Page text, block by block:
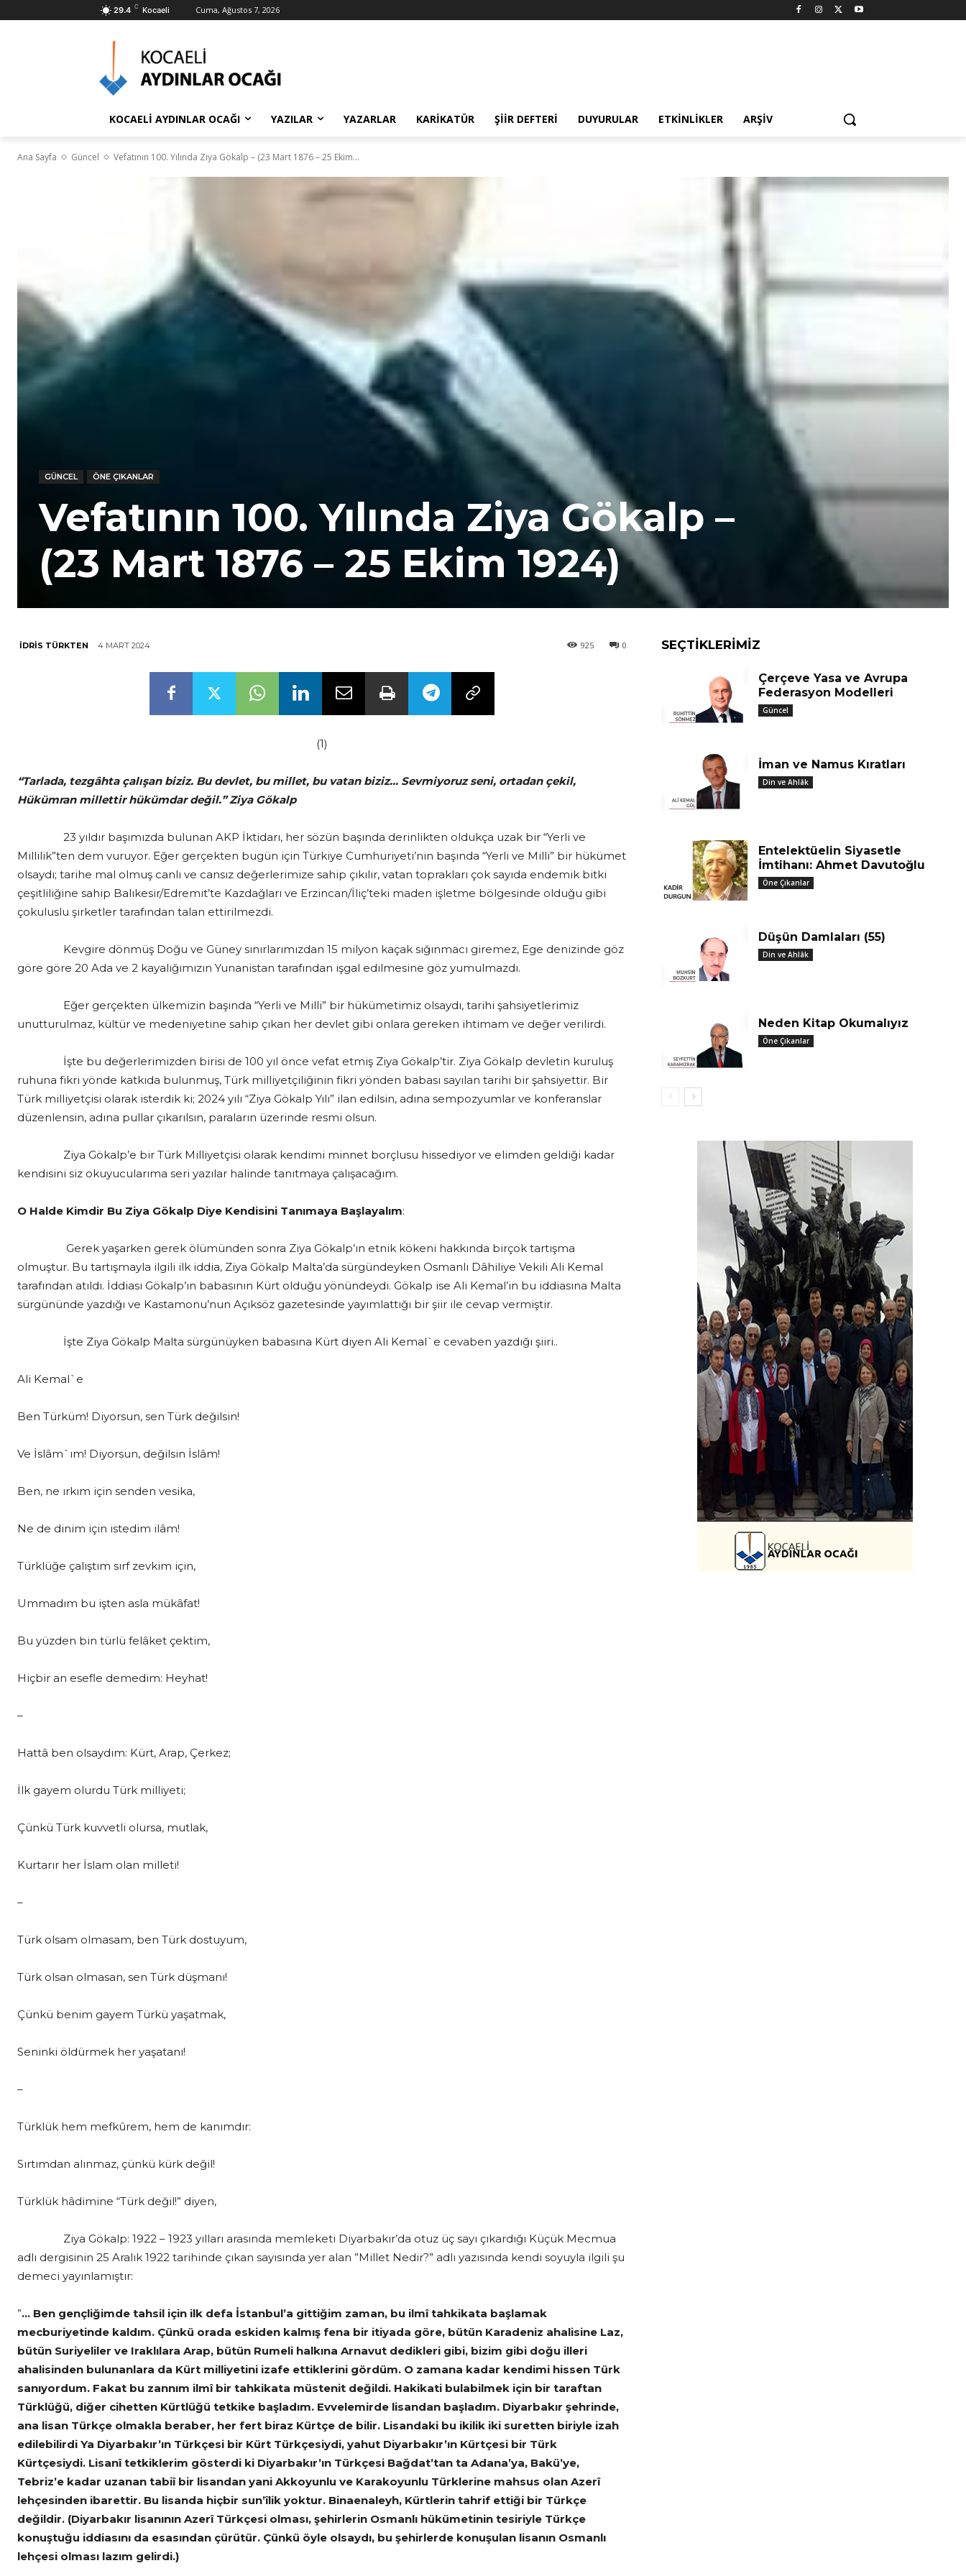
29.4 C Kocaeli Cuma, Ağustos 7, 2026
KOCAELİ AYDINLAR OCAĞI YAZILAR YAZARLAR KARIKATÜR ŞIIR DEFTERI DUYURULAR ETKINLIKLER ARŞIV
Ana Sayfa Güncel Vefatının 100. Yılında Ziya Gökalp – (23 Mart 1876 – 25 Ekim...
GÜNCEL ÖNE ÇIKANLAR
Vefatının 100. Yılında Ziya Gökalp –
(23 Mart 1876 – 25 Ekim 1924)
İDRIS TÜRKTEN 4 MART 2024 0
925
(1)
“Tarlada, tezgâhta çalışan biziz. Bu devlet, bu millet, bu vatan biziz… Sevmiyoruz seni, ortadan çekil,
Hükümran millettir hükümdar değil.” Ziya Gökalp
23 yıldır başımızda bulunan AKP İktidarı, her sözün başında derinlikten oldukça uzak bir “Yerli ve
Millilik”ten dem vuruyor. Eğer gerçekten bugün için Türkiye Cumhuriyeti’nin başında “Yerli ve Milli” bir hükümet
olsaydı; tarihe mal olmuş canlı ve cansız değerlerimize sahip çıkılır, vatan toprakları çok sayıda endemik bitki
çeşitliliğine sahip Balıkesir/Edremit’te Kazdağları ve Erzincan/İliç’teki maden işletme bölgesinde olduğu gibi
çokuluslu şirketler tarafından talan ettirilmezdi.
Kevgire dönmüş Doğu ve Güney sınırlarımızdan 15 milyon kaçak sığınmacı giremez, Ege denizinde göz
göre göre 20 Ada ve 2 kayalığımızın Yunanistan tarafından işgal edilmesine göz yumulmazdı.
Eğer gerçekten ülkemizin başında “Yerli ve Milli” bir hükümetimiz olsaydı, tarihi şahsiyetlerimiz
unutturulmaz, kültür ve medeniyetine sahip çıkan her devlet gibi onlara gereken ihtimam ve değer verilirdi.
İşte bu değerlerimizden birisi de 100 yıl önce vefat etmiş Ziya Gökalp’tir. Ziya Gökalp devletin kuruluş
ruhuna fikri yönde katkıda bulunmuş, Türk milliyetçiliğinin fikri yönden babası sayılan tarihi bir şahsiyettir. Bir
Türk milliyetçisi olarak isterdik ki; 2024 yılı “Ziya Gökalp Yılı” ilan edilsin, adına sempozyumlar ve konferanslar
düzenlensin, adına pullar çıkarılsın, paraların üzerinde resmi olsun.
Ziya Gökalp’e bir Türk Milliyetçisi olarak kendimi minnet borçlusu hissediyor ve elimden geldiği kadar
kendisini siz okuyucularıma seri yazılar halinde tanıtmaya çalışacağım.
O Halde Kimdir Bu Ziya Gökalp Diye Kendisini Tanımaya Başlayalım:
Gerek yaşarken gerek ölümünden sonra Ziya Gökalp’ın etnik kökeni hakkında birçok tartışma
olmuştur. Bu tartışmayla ilgili ilk iddia, Ziya Gökalp Malta’da sürgündeyken Osmanlı Dâhiliye Vekili Ali Kemal
tarafından atıldı. İddiası Gökalp’ın babasının Kürt olduğu yönündeydi. Gökalp ise Ali Kemal’in bu iddiasına Malta
sürgününde yazdığı ve Kastamonu’nun Açıksöz gazetesinde yayımlattığı bir şiir ile cevap vermiştir.
İşte Ziya Gökalp Malta sürgünüyken babasına Kürt diyen Ali Kemal`e cevaben yazdığı şiiri..
Ali Kemal`e
Ben Türküm! Diyorsun, sen Türk değilsin!
Ve İslâm`ım! Diyorsun, değilsin İslâm!
Ben, ne ırkım için senden vesika,
Ne de dinim için istedim ilâm!
Türklüğe çalıştım sırf zevkim için,
Ummadım bu işten asla mükâfat!
Bu yüzden bin türlü felâket çektim,
Hiçbir an esefle demedim: Heyhat!
–
Hattâ ben olsaydım: Kürt, Arap, Çerkez;
İlk gayem olurdu Türk milliyeti;
Çünkü Türk kuvvetli olursa, mutlak,
Kurtarır her İslam olan milleti!
–
Türk olsam olmasam, ben Türk dostuyum,
Türk olsan olmasan, sen Türk düşmanı!
Çünkü benim gayem Türkü yaşatmak,
Seninki öldürmek her yaşatanı!
–
Türklük hem mefkûrem, hem de kanımdır:
Sırtımdan alınmaz, çünkü kürk değil!
Türklük hâdimine “Türk değil!” diyen,
Ziya Gökalp: 1922 – 1923 yılları arasında memleketi Diyarbakır’da otuz üç sayı çıkardığı Küçük Mecmua
adlı dergisinin 25 Aralık 1922 tarihinde çıkan sayısında yer alan ”Millet Nedir?” adlı yazısında kendi soyuyla ilgili şu
demeci yayınlamıştır:
”… Ben gençliğimde tahsil için ilk defa İstanbul’a gittiğim zaman, bu ilmî tahkikata başlamak
mecburiyetinde kaldım. Çünkü orada eskiden kalmış fena bir itiyada göre, bütün Karadeniz ahalisine Laz,
bütün Suriyeliler ve Iraklılara Arap, bütün Rumeli halkına Arnavut dedikleri gibi, bizim gibi doğu illeri
ahalisinden bulunanlara da Kürt milliyetini izafe ettiklerini gördüm. O zamana kadar kendimi hissen Türk
sanıyordum. Fakat bu zannım ilmî bir tahkikata müstenit değildi. Hakikati bulabilmek için bir taraftan
Türklüğü, diğer cihetten Kürtlüğü tetkike başladım. Evvelemirde lisandan başladım. Diyarbakır şehrinde,
ana lisan Türkçe olmakla beraber, her fert biraz Kürtçe de bilir. Lisandaki bu ikilik iki suretten biriyle izah
edilebilirdi Ya Diyarbakır’ın Türkçesi bir Kürt Türkçesiydi, yahut Diyarbakır’ın Kürtçesi bir Türk
Kürtçesiydi. Lisanî tetkiklerim gösterdi ki Diyarbakır’ın Türkçesi Bağdat’tan ta Adana’ya, Bakü’ye,
Tebriz’e kadar uzanan tabiî bir lisandan yani Akkoyunlu ve Karakoyunlu Türklerine mahsus olan Azerî
lehçesinden ibarettir. Bu lisanda hiçbir sun’îlik yoktur. Binaenaleyh, Kürtlerin tahrif ettiği bir Türkçe
değildir. (Diyarbakır lisanının Azerî Türkçesi olması, şehirlerin Osmanlı hükümetinin tesiriyle Türkçe
konuştuğu iddiasını da esasından çürütür. Çünkü öyle olsaydı, bu şehirlerde konuşulan lisanın Osmanlı
lehçesi olması lazım gelirdi.)
SEÇTIKLERIMIZ
Çerçeve Yasa ve Avrupa
Federasyon Modelleri
Güncel
İman ve Namus Kıratları
Din ve Ahlâk
Entelektüelin Siyasetle
İmtihanı: Ahmet Davutoğlu
Öne Çıkanlar
Düşün Damlaları (55)
Din ve Ahlâk
Neden Kitap Okumalıyız
Öne Çıkanlar